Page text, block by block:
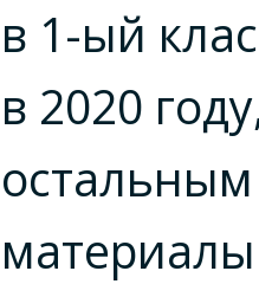
в 1-ый
в 2020
остальным